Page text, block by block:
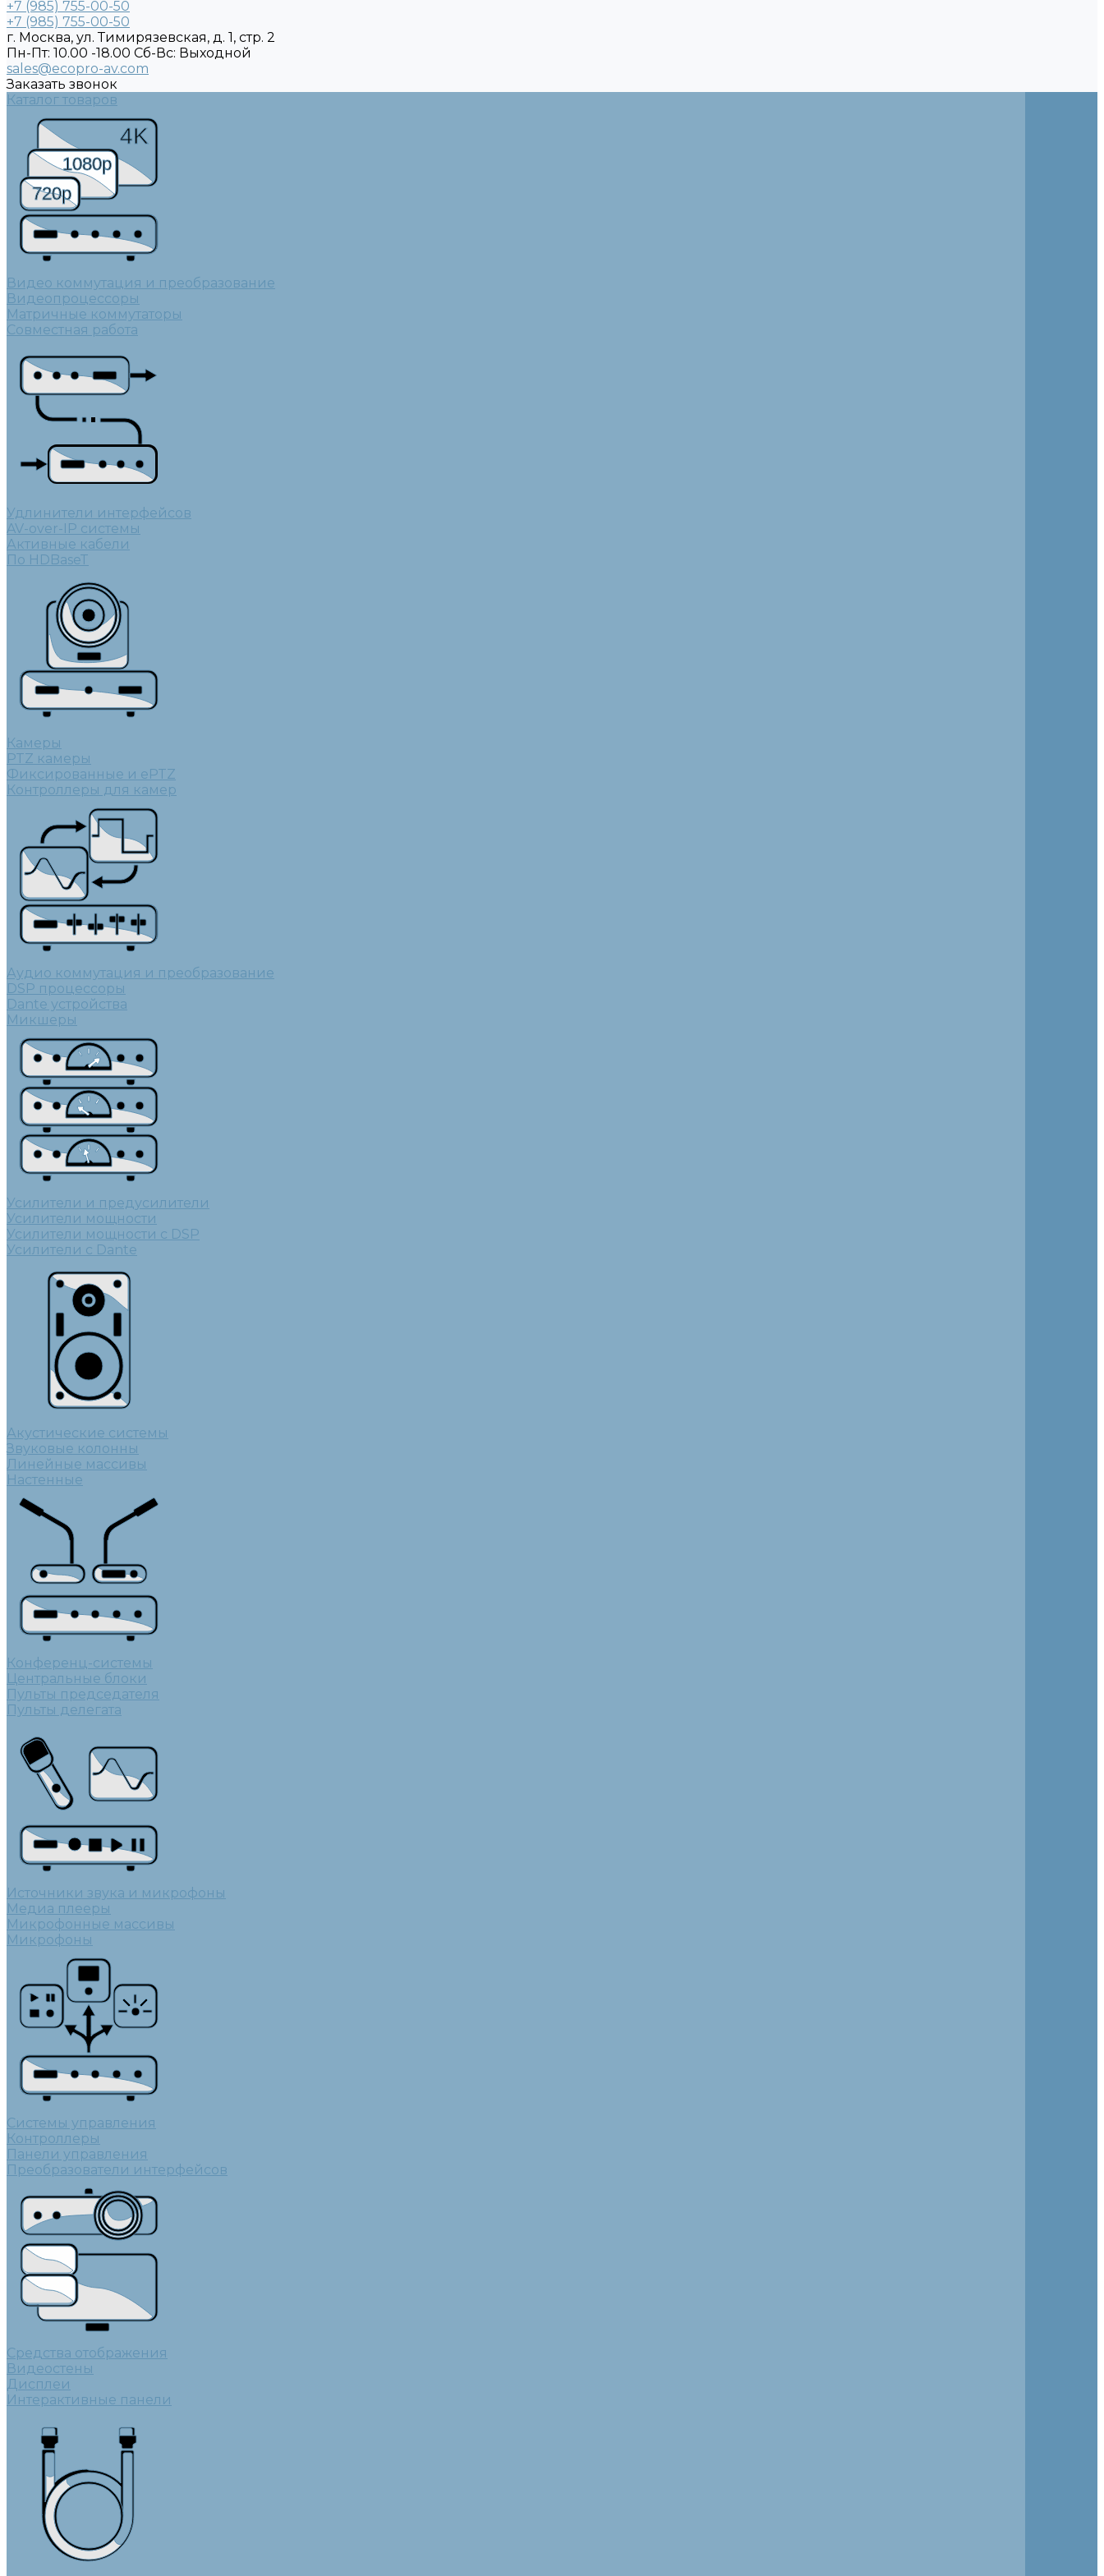
+7 (985) 755-00-50
+7 (985) 755-00-50
г. Москва, ул. Тимирязевская, д. 1, стр. 2
Пн-Пт: 10.00 -18.00 Cб-Вс: Выходной
sales@ecopro-av.com
Заказать звонок
Каталог товаров
1080p
4K
720p
Видео коммутация и преобразование
Видеопроцессоры
Матричные коммутаторы
Совместная работа
Удлинители интерфейсов
AV-over-IP системы
Активные кабели
По HDBaseT
Камеры
PTZ камеры
Фиксированные и ePTZ
Контроллеры для камер
Аудио коммутация и преобразование
DSP процессоры
Dante устройства
Микшеры
Усилители и предусилители
Усилители мощности
Усилители мощности с DSP
Усилители с Dante
Акустические системы
Звуковые колонны
Линейные массивы
Настенные
Конференц-системы
Центральные блоки
Пульты председателя
Пульты делегата
Источники звука и микрофоны
Медиа плееры
Микрофонные массивы
Микрофоны
Системы управления
Контроллеры
Панели управления
Преобразователи интерфейсов
Средства отображения
Видеостены
Дисплеи
Интерактивные панели